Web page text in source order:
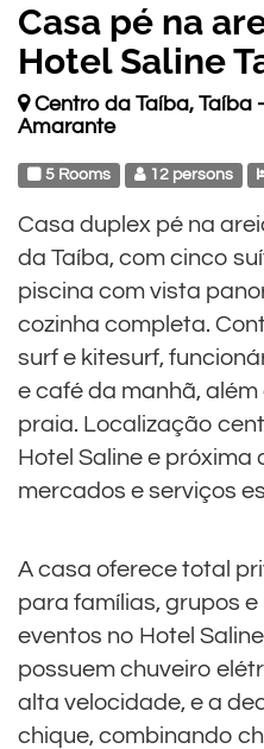
Casa pé na
Hotel Saline
Centro da Taíba, Taíba
Amarante
5 Rooms 12 persons
Casa duplex pé na
da Taíba, com cinco
piscina com vista
cozinha completa.
surf e kitesurf,
e café da manhã,
praia. Localização
Hotel Saline e
mercados e serviços
A casa oferece total
para famílias, grupos
eventos no Hotel
possuem chuveiro
alta velocidade, e a
chique, combinando